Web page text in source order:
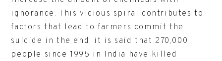
ignorance. This vicious spiral contributes to
factors that lead to farmers commit the
suicide in the end, it is said that 270,000
people since 1995 in India have killed